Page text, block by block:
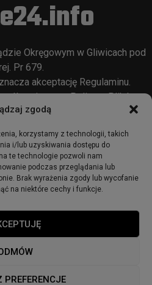
zgodą
korzystamy z technologii, takich
i/lub uzyskiwania dostępu do
te technologie pozwoli nam
podczas przeglądania lub
Brak wyrażenia zgody lub wycofanie
na niektóre cechy i funkcje.
PREFERENCJE
Okręgowym w Gliwicach pod
Pr 679.
akceptację Regulaminu.
opisany wPolityce Plików
Cookie
zabrze24.info.
Polityka cookies